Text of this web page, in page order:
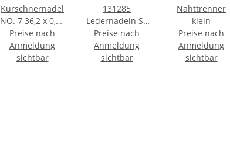
Kürschnernadel
NO. 7 36,2 x 0,68
25 Stück
Preise nach
Anmeldung
sichtbar
131285
Ledernadeln ST
3 0,90 x 43 mm
silberfarbig -
BRF á 25 ST
Preise nach
Anmeldung
sichtbar
Nahttrenner
klein
Preise nach
Anmeldung
sichtbar